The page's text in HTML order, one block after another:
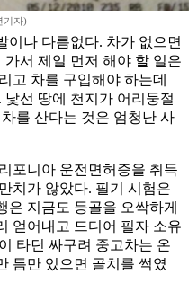
기자)
이나 다름없다. 차가 없으면
서 제일 먼저 해야 할 일은
고 차를 구입해야 하는데
선 땅에 천지가 어리둥절
를 산다는 것은 엄청난 사
포니아 운전면허증을 취득
치가 않았다. 필기 시험은
은 지금도 등골을 오싹하게
얻어내고 드디어 필자 소유
타던 싸구려 중고차는 온
틈만 있으면 골치를 썩였